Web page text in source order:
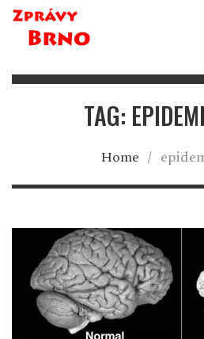
TAG:
Home /